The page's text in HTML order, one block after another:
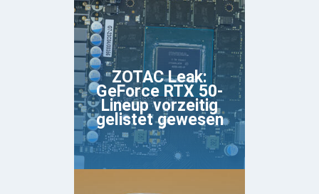
ZOTAC Leak:
GeForce RTX 50-
Lineup vorzeitig
gelistet gewesen